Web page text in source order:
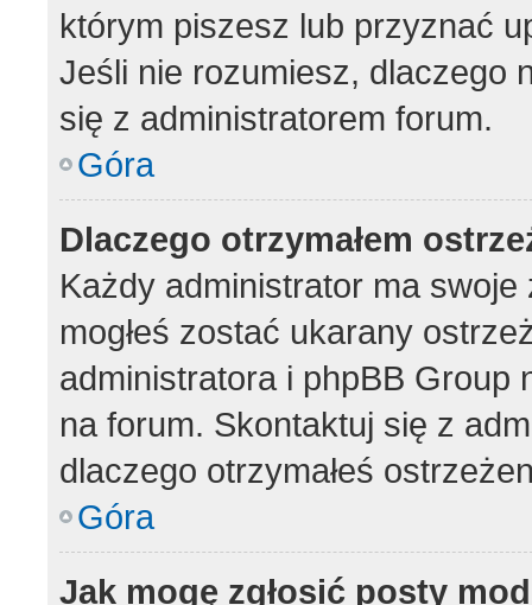
którym piszesz lub przyznać
Jeśli nie rozumiesz, dlaczego
się z administratorem forum.
Góra
Dlaczego otrzymałem
Każdy administrator ma swoje
mogłeś zostać ukarany
administratora i phpBB Group
na forum. Skontaktuj się z
dlaczego otrzymałeś
Góra
Jak mogę zgłosić posty